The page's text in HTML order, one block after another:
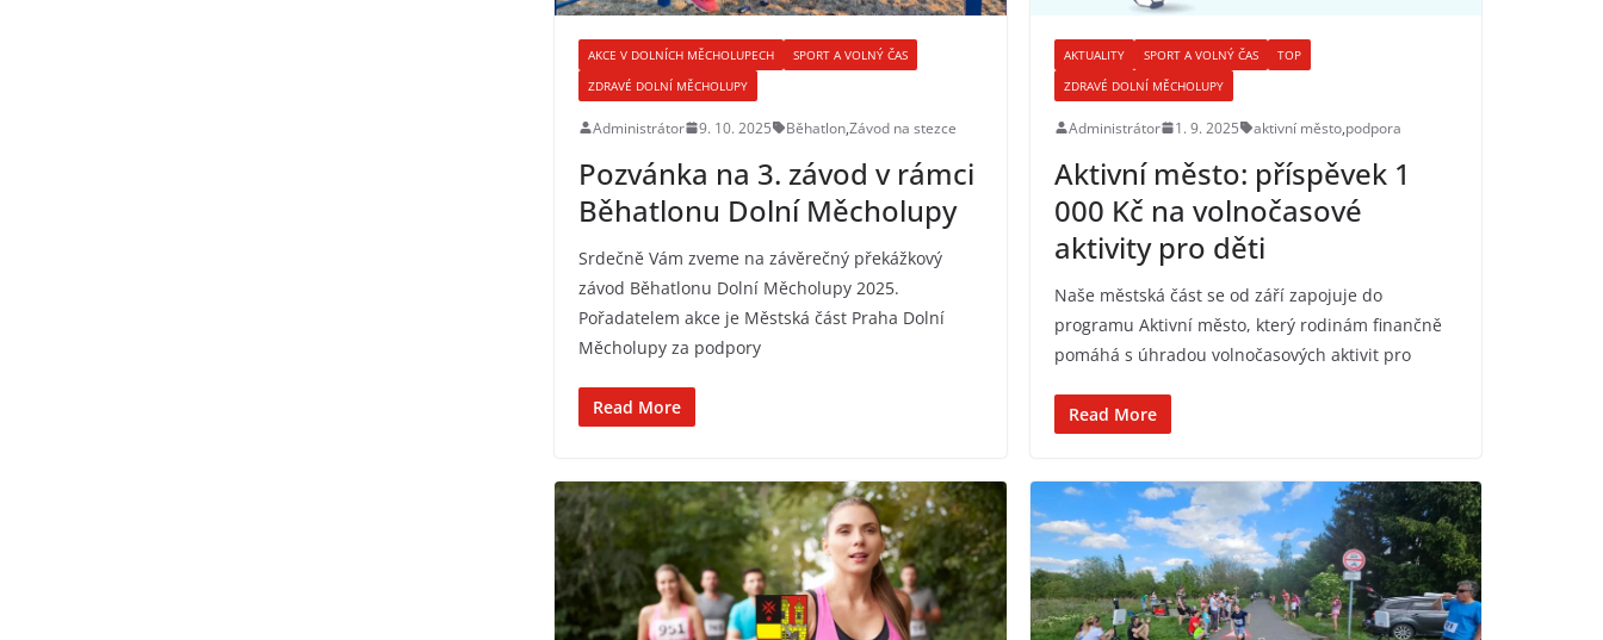
AKCE V DOLNÍCH MĚCHOLUPECH
SPORT A VOLNÝ ČAS
ZDRAVÉ DOLNÍ MĚCHOLUPY
Administrátor 9. 10. 2025 Běhatlon,Závod na stezce
Pozvánka na 3. závod v rámci
Běhatlonu Dolní Měcholupy
Srdečně Vám zveme na závěrečný překážkový
závod Běhatlonu Dolní Měcholupy 2025.
Pořadatelem akce je Městská část Praha Dolní
Měcholupy za podpory
Read More
AKTUALITY SPORT A VOLNÝ ČAS
TOP
ZDRAVÉ DOLNÍ MĚCHOLUPY
Administrátor 1. 9. 2025 aktivní město,podpora
Aktivní město: příspěvek 1
000 Kč na volnočasové
aktivity pro děti
Naše městská část se od září zapojuje do
programu Aktivní město, který rodinám finančně
pomáhá s úhradou volnočasových aktivit pro
Read More